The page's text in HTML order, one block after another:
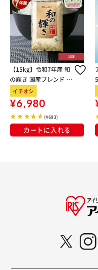
【15kg】令和7年産 和
の輝き 国産ブレンド 5
kg×3袋
イチオシ
¥6,980
(4693)
カートに入れる